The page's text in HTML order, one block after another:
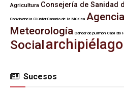
Agricultura Consejería de Sanidad
Convivencia Clúster Canario de la Música
Meteorología Cáncer de pulmón Cabildo
Social archipiélago
Sucesos
SUCESOS